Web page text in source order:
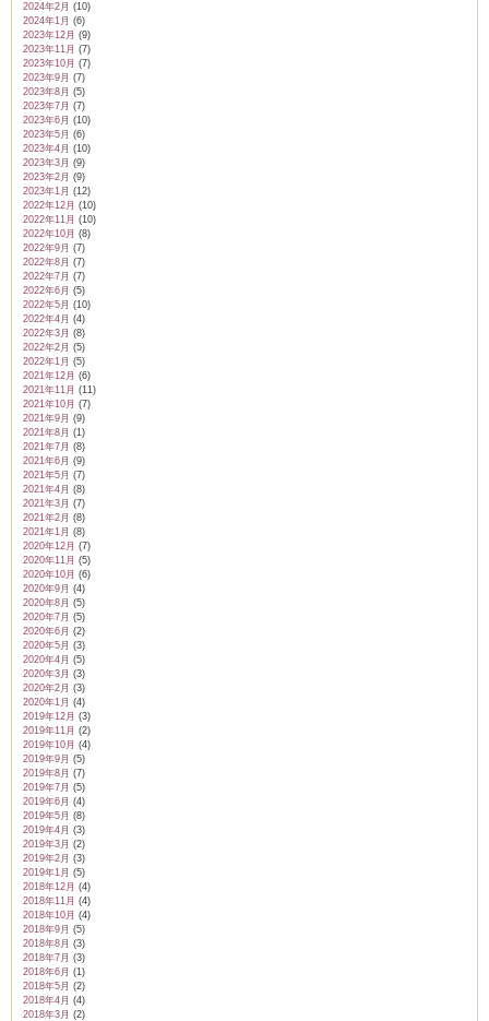
2024年2月 (10)
2024年1月 (6)
2023年12月 (9)
2023年11月 (7)
2023年10月 (7)
2023年9月 (7)
2023年8月 (5)
2023年7月 (7)
2023年6月 (10)
2023年5月 (6)
2023年4月 (10)
2023年3月 (9)
2023年2月 (9)
2023年1月 (12)
2022年12月 (10)
2022年11月 (10)
2022年10月 (8)
2022年9月 (7)
2022年8月 (7)
2022年7月 (7)
2022年6月 (5)
2022年5月 (10)
2022年4月 (4)
2022年3月 (8)
2022年2月 (5)
2022年1月 (5)
2021年12月 (6)
2021年11月 (11)
2021年10月 (7)
2021年9月 (9)
2021年8月 (1)
2021年7月 (8)
2021年6月 (9)
2021年5月 (7)
2021年4月 (8)
2021年3月 (7)
2021年2月 (8)
2021年1月 (8)
2020年12月 (7)
2020年11月 (5)
2020年10月 (6)
2020年9月 (4)
2020年8月 (5)
2020年7月 (5)
2020年6月 (2)
2020年5月 (3)
2020年4月 (5)
2020年3月 (3)
2020年2月 (3)
2020年1月 (4)
2019年12月 (3)
2019年11月 (2)
2019年10月 (4)
2019年9月 (5)
2019年8月 (7)
2019年7月 (5)
2019年6月 (4)
2019年5月 (8)
2019年4月 (3)
2019年3月 (2)
2019年2月 (3)
2019年1月 (5)
2018年12月 (4)
2018年11月 (4)
2018年10月 (4)
2018年9月 (5)
2018年8月 (3)
2018年7月 (3)
2018年6月 (1)
2018年5月 (2)
2018年4月 (4)
2018年3月 (2)